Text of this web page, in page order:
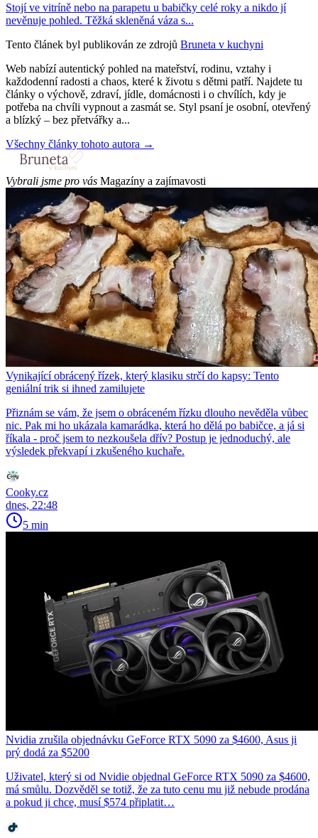
Stojí ve vitríně nebo na parapetu u babičky celé roky a nikdo jí
nevěnuje pohled. Těžká skleněná váza s...
Tento článek byl publikován ze zdrojů Bruneta v kuchyni
Web nabízí autentický pohled na mateřství, rodinu, vztahy i
každodenní radosti a chaos, které k životu s dětmi patří. Najdete tu
články o výchově, zdraví, jídle, domácnosti i o chvílích, kdy je
potřeba na chvíli vypnout a zasmát se. Styl psaní je osobní, otevřený
a blízký – bez přetvářky a...
Všechny články tohoto autora →
Vybrali jsme pro vás Magazíny a zajímavosti
Vynikající obrácený řízek, který klasiku strčí do kapsy: Tento
geniální trik si ihned zamilujete
Přiznám se vám, že jsem o obráceném řízku dlouho nevěděla vůbec
nic. Pak mi ho ukázala kamarádka, která ho dělá po babičce, a já si
říkala - proč jsem to nezkoušela dřív? Postup je jednoduchý, ale
výsledek překvapí i zkušeného kuchaře.
Cooky.cz
dnes, 22:48
5 min
Nvidia zrušila objednávku GeForce RTX 5090 za $4600, Asus ji
prý dodá za $5200
Uživatel, který si od Nvidie objednal GeForce RTX 5090 za $4600,
má smůlu. Dozvěděl se totiž, že za tuto cenu mu již nebude prodána
a pokud ji chce, musí $574 připlatit…